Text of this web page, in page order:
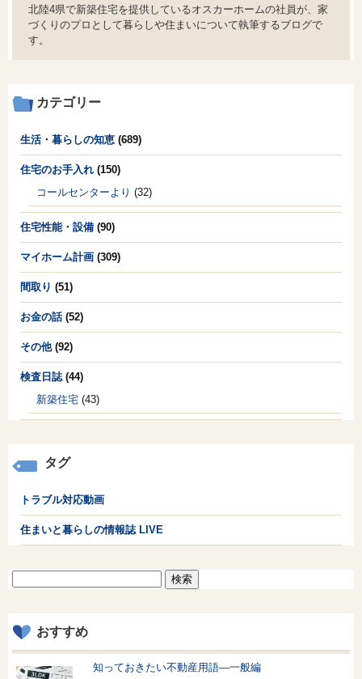
北陸4県で新築住宅を提供しているオスカーホームの社員が、家
づくりのプロとして暮らしや住まいについて執筆するブログで
す。
カテゴリー
生活・暮らしの知恵 (689)
住宅のお手入れ (150)
コールセンターより (32)
住宅性能・設備 (90)
マイホーム計画 (309)
間取り (51)
お金の話(52)
その他(92)
検査日誌(44)
新築住宅 (43)
タグ
トラブル対応動画
住まいと暮らしの情報誌 LIVE
おすすめ
知っておきたい不動産用語—一般編